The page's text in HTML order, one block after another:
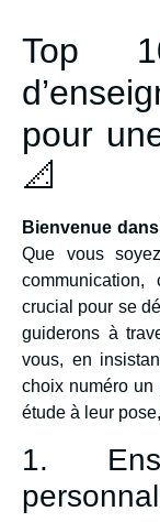
Top
pour
📐
Bienvenue
Que vous
crucial pour se
guiderons à
vous, en
choix numéro un
étude à leur
1.